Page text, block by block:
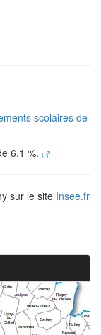
scolaires de
6.1 %.
sur le site Insee.fr